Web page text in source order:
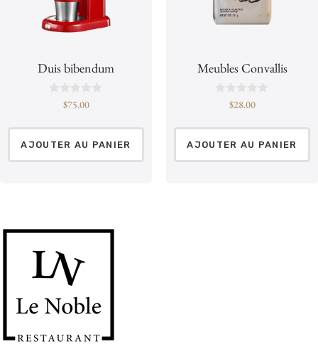
Duis bibendum
$75.00
e
0
u
AJOUTER AU PANIER
Meubles Convallis
$28.00
e
0
u
AJOUTER AU PANIER